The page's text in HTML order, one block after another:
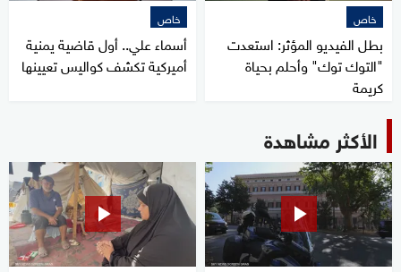
خاص
بطل الفيديو المؤثر: استعدت
"التوك توك" وأحلم بحياة
كريمة
خاص
أسماء علي.. أول قاضية يمنية
أميركية تكشف كواليس تعيينها
الأكثر مشاهدة